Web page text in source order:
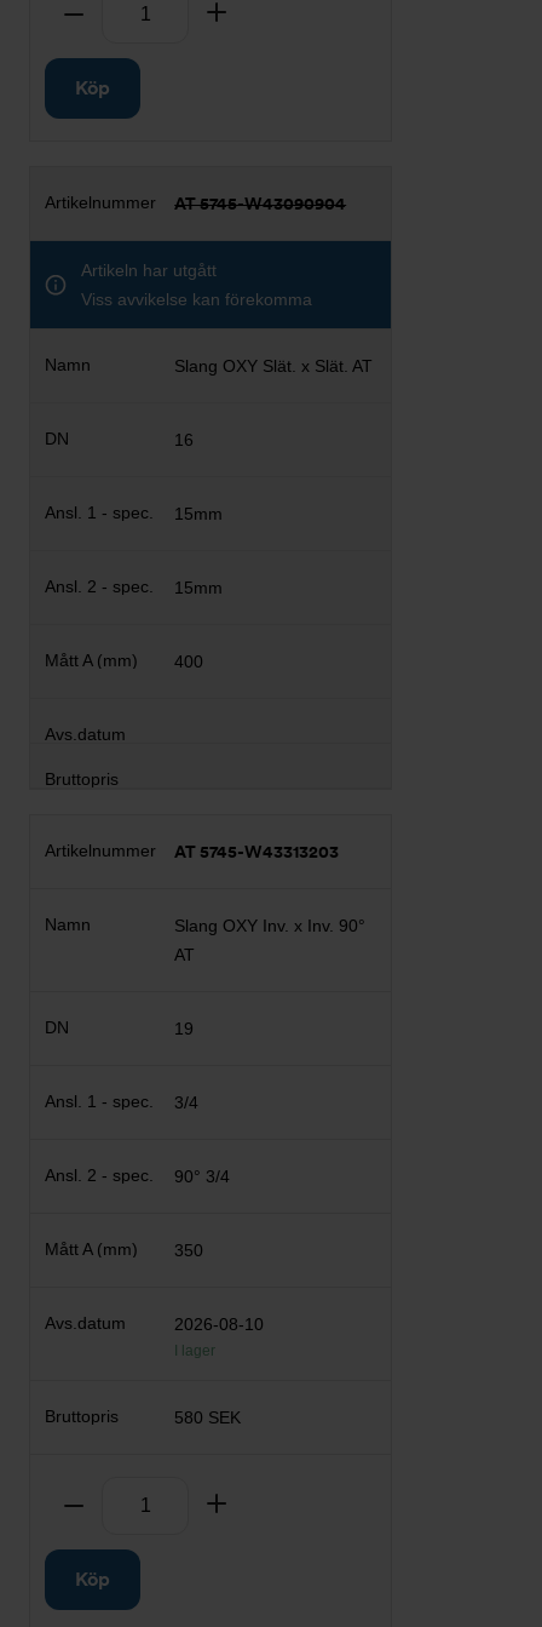
Ta bort
Köp
AT 5745-W43090904
Artikeln har utgått
Viss avvikelse kan förekomma
Slang OXY Slät. x Slät. AT
16
15mm
15mm
400
AT 5745-W43313203
Slang OXY Inv. x Inv. 90°
AT
19
3/4
90° 3/4
350
2026-08-10
I lager
580 SEK
Ta bort
Köp